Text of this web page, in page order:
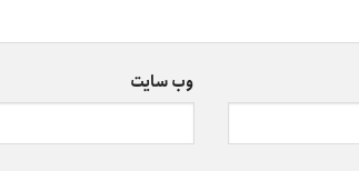
وب‌ سایت